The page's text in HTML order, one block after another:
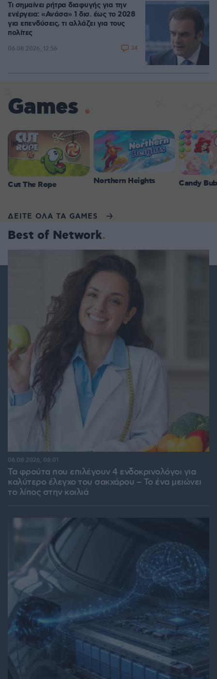
Τι σημαίνει ρήτρα διαφυγής για την
ενέργεια: «Ανάσα» 1 δισ. έως το 2028
για επενδύσεις, τι αλλάζει για τους
πολίτες
06.08.2026, 12:56 34
Games
Cut The Rope Northern Heights Candy
ΔΕΙΤΕ ΟΛΑ ΤΑ GAMES
Best of Network
Τα φρούτα που επιλέγουν 4 ενδοκρινολόγοι για
καλύτερο έλεγχο του σακχάρου – Το ένα μειώνει
το λίπος στην κοιλιά
06.08.2026, 08:01